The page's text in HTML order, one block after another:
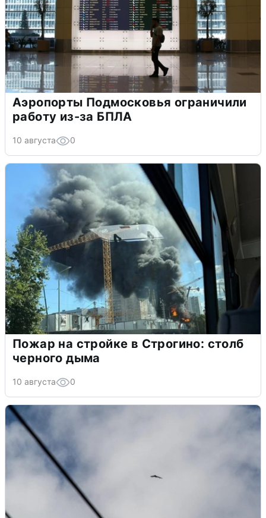
Аэропорты Подмосковья ограничили
работу из-за БПЛА
10 августа 0
Пожар на стройке в Строгино: столб
черного дыма
10 августа 0